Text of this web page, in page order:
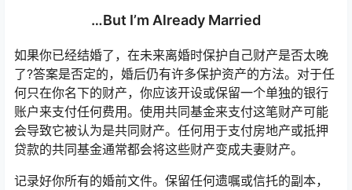
…But I’m Already Married
如果你已经结婚了，在未来离婚时保护自己财产是否太晚
了?答案是否定的，婚后仍有许多保护资产的方法。对于任
何只在你名下的财产，你应该开设或保留一个单独的银行
账户来支付任何费用。使用共同基金来支付这笔财产可能
会导致它被认为是共同财产。任何用于支付房地产或抵押
贷款的共同基金通常都会将这些财产变成夫妻财产。
记录好你所有的婚前文件。保留任何遗嘱或信托的副本，